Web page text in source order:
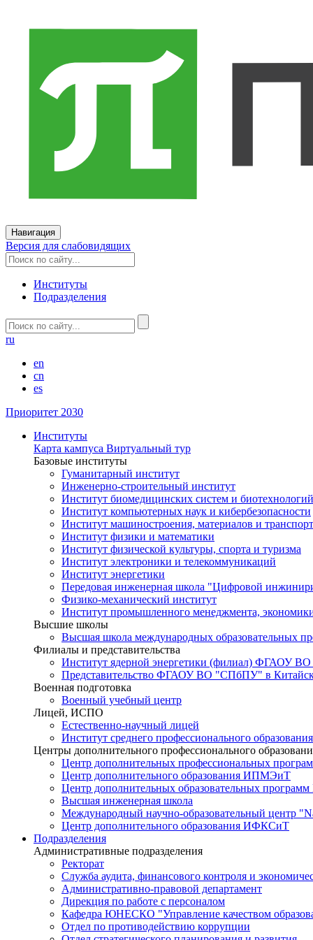
Навигация
Версия для слабовидящих
Институты
Подразделения
ru
en
cn
es
Приоритет 2030
Институты
Карта кампуса Виртуальный тур
Базовые институты
Гуманитарный институт
Инженерно-строительный институт
Институт биомедицинских систем и биотехнологий
Институт компьютерных наук и кибербезопасности
Институт машиностроения, материалов и
Институт физики и математики
Институт физической культуры, спорта и туризма
Институт электроники и телекоммуникаций
Институт энергетики
Передовая инженерная школа "Цифровой
Физико-механический институт
Институт промышленного менеджмента,
Высшие школы
Высшая школа международных образовательных
Филиалы и представительства
Институт ядерной энергетики (филиал) ФГАОУ
Представительство ФГАОУ ВО "СПбПУ" в
Военная подготовка
Военный учебный центр
Лицей, ИСПО
Естественно-научный лицей
Институт среднего профессионального образования
Центры дополнительного профессионального
Центр дополнительных профессиональных
Центр дополнительного образования ИПМЭиТ
Центр дополнительных образовательных
Высшая инженерная школа
Международный научно-образовательный центр
Центр дополнительного образования ИФКСиТ
Подразделения
Административные подразделения
Ректорат
Служба аудита, финансового контроля и
Административно-правовой департамент
Дирекция по работе с персоналом
Кафедра ЮНЕСКО "Управление качеством
Отдел по противодействию коррупции